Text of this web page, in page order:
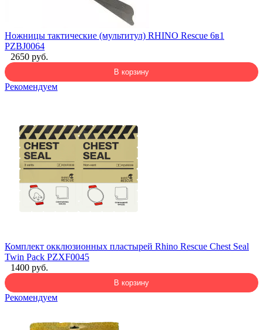
Ножницы тактические (мультитул) RHINO Rescue 6в1
PZBJ0064
2650 руб.
В корзину
Рекомендуем
Комплект окклюзионных пластырей Rhino Rescue Chest Seal
Twin Pack PZXF0045
1400 руб.
В корзину
Рекомендуем